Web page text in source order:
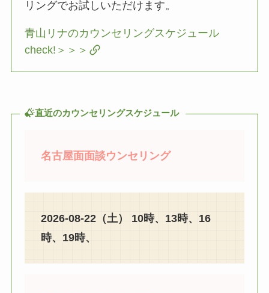
リングでお試しいただけます。
青山リナのカウンセリングスケジュール
check!＞＞＞
直近のカウンセリングスケジュール
名古屋面面談ウンセリング
2026-08-22（土） 10時、13時、16
時、19時、